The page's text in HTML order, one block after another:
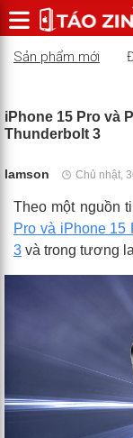
Sản phẩm mới
iPhone 15 Pro và
Thunderbolt 3
lamson Chủ nhật,
Theo một nguồn
Pro và iPhone 15
3 và trong tương